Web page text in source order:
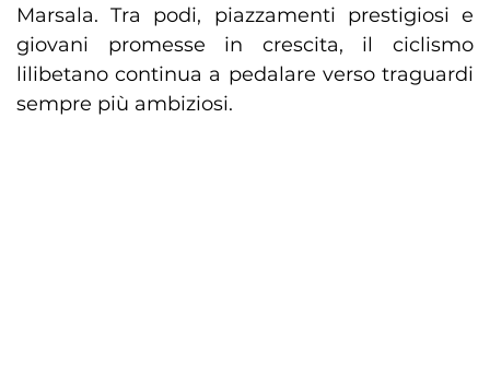
Marsala. Tra podi, piazzamenti prestigiosi e
giovani promesse in crescita, il ciclismo
lilibetano continua a pedalare verso traguardi
sempre più ambiziosi.